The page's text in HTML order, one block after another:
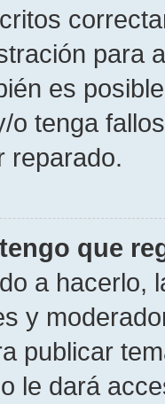
para
es
o tenga
reparado.
que
a hacerlo,
y
publicar
le dará